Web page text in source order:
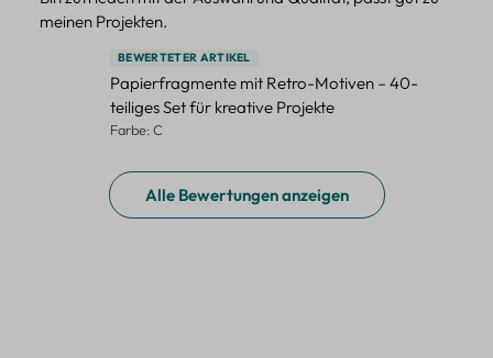
meinen Projekten.
BEWERTETER ARTIKEL
Papierfragmente mit Retro-Motiven – 40-
teiliges Set für kreative Projekte
Farbe: C
Alle Bewertungen anzeigen